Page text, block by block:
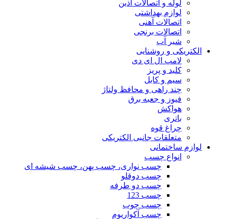
لوله و اتصالات آذین
لوازم بهداشتی
اتصالات آهنی
اتصالات برنجی
شیر آب
الکتریکی و روشنایی
لامپ ال ای دی
کلید و پریز
سیم و کابل
چند راهی و محافظ ولتاژ
فیوز و جعبه برق
هواکش
باتری
چراغ قوه
متعلقات جانبی الکتریکی
لوازم ساختمانی
انواع چسب
چسب نواری، چسب پهن، چسب شیشه ای
چسب دوقلو
چسب دو طرفه
چسب 123
چسب چوب
چسب آکواریوم